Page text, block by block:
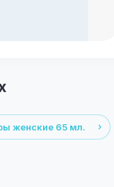
женские 65 мл.